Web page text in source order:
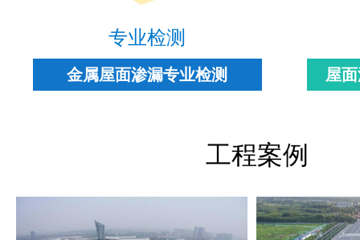
专业检测
金属屋面渗漏专业检测 屋
工程案例